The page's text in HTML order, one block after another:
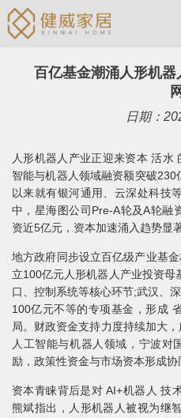
百亿基金潮涌人形机
网
日期：
人形机器人产业正迎来资本 活水
智能与机器人领域融资额突破
以来就有银河通用、云深处科技
中，星海图公司Pre-A轮及A轮融
资近5亿元，资本加速涌入趋势显著
地方政府同步设立百亿级产业基
立100亿元人形机器人产业投资
口、控制系统等核心环节;武汉、
100亿元不等的专项基金，形成
局。财政资金支持力度持续加大
人工智能与机器人领域，宁波对
励，政策性资金与市场资本形成协
资本青睐背后是对 AI+机器人 技
熊斌指出，人形机器人被视为继